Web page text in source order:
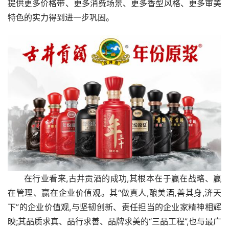
提供更多价格带、更多消费场景、更多香型风格、更多审美
特色的实力得到进一步巩固。
在行业看来,古井贡酒的成功,其根本在于赢在战略、赢
在管理、赢在企业价值观。其“做真人,酿美酒,善其身,济天
下”的企业价值观,与坚韧创新、责任担当的企业家精神相辉
映;其品质求真、品行求善、品牌求美的“三品工程”,也与最广